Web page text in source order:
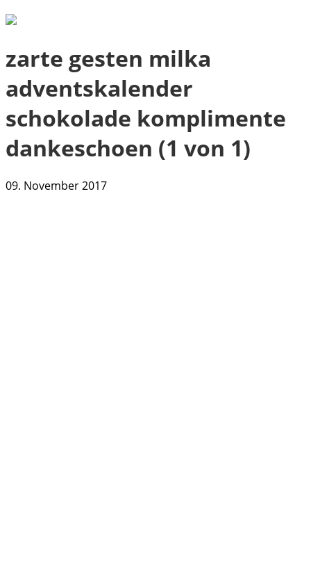
zarte gesten milka
adventskalender
schokolade komplimente
dankeschoen (1 von 1)
09. November 2017